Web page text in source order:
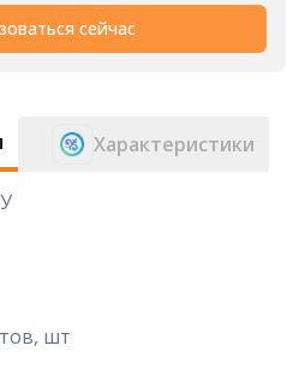
сейчас
Характеристики
шт